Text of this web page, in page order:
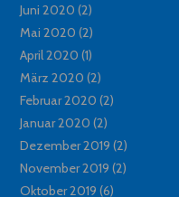
Juni 2020 (2)
Mai 2020 (2)
April 2020 (1)
März 2020 (2)
Februar 2020 (2)
Januar 2020 (2)
Dezember 2019 (2)
November 2019 (2)
Oktober 2019 (6)